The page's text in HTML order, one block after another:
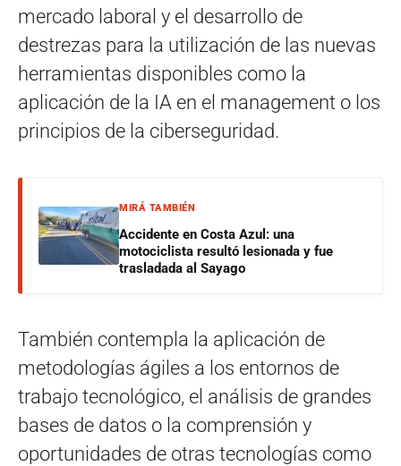
mercado laboral y el desarrollo de
destrezas para la utilización de las nuevas
herramientas disponibles como la
aplicación de la IA en el management o los
principios de la ciberseguridad.
MIRÁ TAMBIÉN
Accidente en Costa Azul: una
motociclista resultó lesionada y fue
trasladada al Sayago
También contempla la aplicación de
metodologías ágiles a los entornos de
trabajo tecnológico, el análisis de grandes
bases de datos o la comprensión y
oportunidades de otras tecnologías como